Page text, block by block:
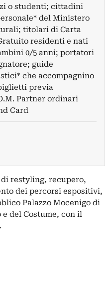
o studenti; cittadini
del Ministero
titolari di Carta
residenti e nati
0/5 anni; portatori
guide
che accompagnino
previa
Partner ordinari
Card
restyling, recupero,
dei percorsi espositivi,
Palazzo Mocenigo di
e del Costume, con il